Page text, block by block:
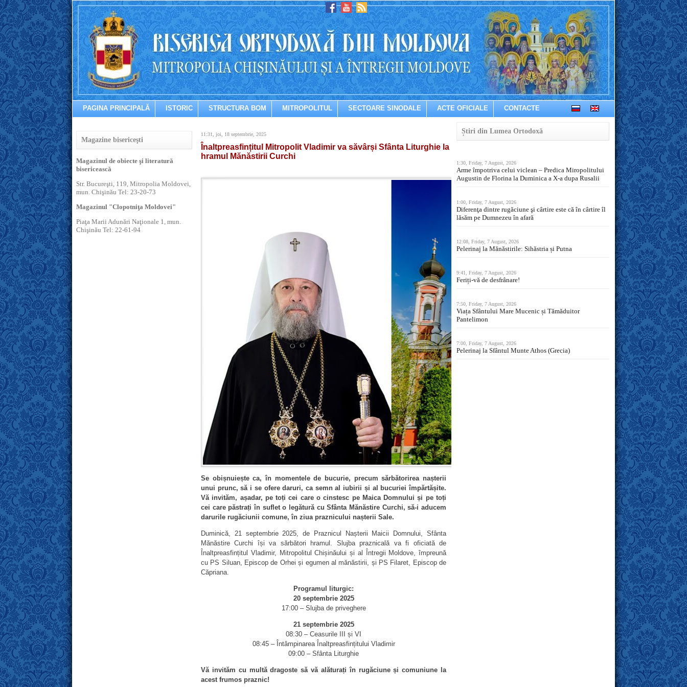
PAGINA PRINCIPALĂ ISTORIC STRUCTURA BOM MITROPOLITUL SECTOARE SINODALE ACTE OFICIALE CONTACTE
Magazine bisericeşti
Magazinul de obiecte şi literatură
bisericească
Str. Bucureşti, 119, Mitropolia Moldovei,
mun. Chişinău Tel: 23-20-73
Magazinul "Clopotniţa Moldovei"
Piaţa Marii Adunări Naţionale 1, mun.
Chişinău Tel: 22-61-94
11:31, joi, 18 septembrie, 2025
Înaltpreasfințitul Mitropolit Vladimir va săvârși Sfânta Liturghie la
hramul Mănăstirii Curchi
Se obișnuiește ca, în momentele de bucurie, precum sărbătorirea nașterii
unui prunc, să i se ofere daruri, ca semn al iubirii și al bucuriei împărtășite.
Vă invităm, așadar, pe toți cei care o cinstesc pe Maica Domnului și pe toți
cei care păstrați în suflet o legătură cu Sfânta Mănăstire Curchi, să-i aducem
darurile rugăciunii comune, în ziua praznicului nașterii Sale.
Duminică, 21 septembrie 2025, de Praznicul Nașterii Maicii Domnului, Sfânta
Mănăstire Curchi își va sărbători hramul. Slujba praznicală va fi oficiată de
Înaltpreasfințitul Vladimir, Mitropolitul Chișinăului și al Întregii Moldove, împreună
cu PS Siluan, Episcop de Orhei și egumen al mănăstirii, și PS Filaret, Episcop de
Căpriana.
Programul liturgic:
20 septembrie 2025
17:00 – Slujba de priveghere
21 septembrie 2025
08:30 – Ceasurile III și VI
08:45 – Întâmpinarea Înaltpreasfințitului Vladimir
09:00 – Sfânta Liturghie
Vă invităm cu multă dragoste să vă alăturați în rugăciune și comuniune la
acest frumos praznic!
Știri din Lumea Ortodoxă
1:30, Friday, 7 August, 2026
Arme împotriva celui viclean – Predica Miropolitului
Augustin de Florina la Duminica a X-a dupa Rusalii
1:00, Friday, 7 August, 2026
Diferenţa dintre rugăciune şi cârtire este că în cârtire îl
lăsăm pe Dumnezeu în afară
12:08, Friday, 7 August, 2026
Pelerinaj la Mănăstirile: Sihăstria și Putna
9:41, Friday, 7 August, 2026
Feriți-vă de desfrânare!
7:50, Friday, 7 August, 2026
Viața Sfântului Mare Mucenic și Tămăduitor
Pantelimon
7:00, Friday, 7 August, 2026
Pelerinaj la Sfântul Munte Athos (Grecia)